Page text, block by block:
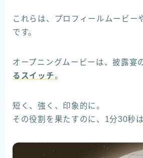
これらは、プロフィールムービー
です。
オープニングムービーは、披露宴
るスイッチ。
短く、強く、印象的に。
その役割を果たすのに、1分30秒